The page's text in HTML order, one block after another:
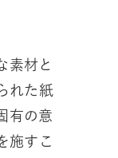
素材と
れた紙
有の意
施すこ